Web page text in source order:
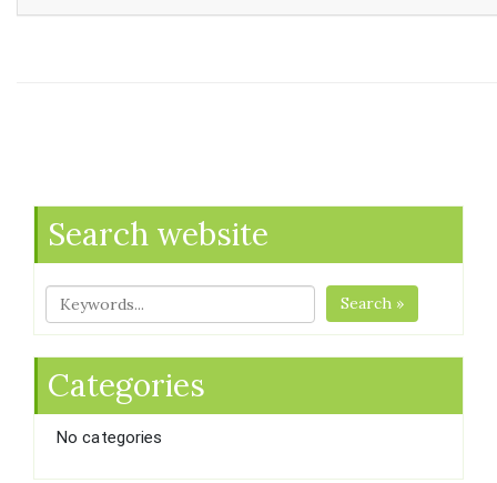
Search website
Search »
Categories
No categories